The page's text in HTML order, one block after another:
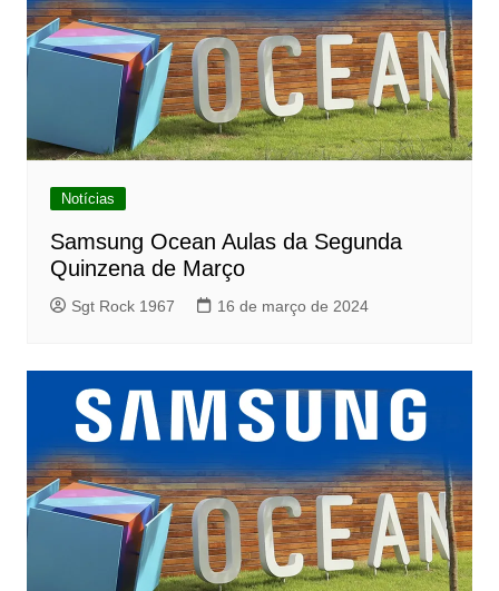
Notícias
Samsung Ocean Aulas da Segunda
Quinzena de Março
Sgt Rock 1967 16 de março de 2024